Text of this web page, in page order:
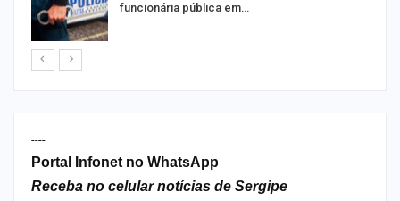
funcionária pública em…
----
Portal Infonet no WhatsApp
Receba no celular notícias de Sergipe